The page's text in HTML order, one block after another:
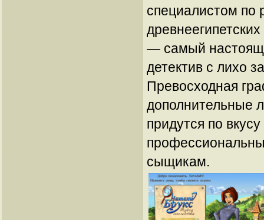
специалистом по
— самый
детектив с лихо
Превосходная
дополнительные
придутся по вкусу
сыщикам.